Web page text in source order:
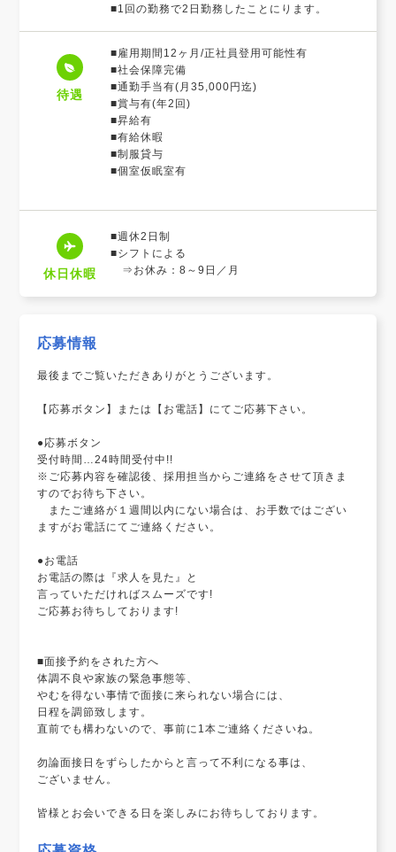
■1回の勤務で2日勤務したことにります。
待遇
■雇用期間12ヶ月/正社員登用可能性有
■社会保障完備
■通勤手当有(月35,000円迄)
■賞与有(年2回)
■昇給有
■有給休暇
■制服貸与
■個室仮眠室有
休日休暇
■週休2日制
■シフトによる
⇒お休み：8～9日／月
応募情報
最後までご覧いただきありがとうございます。
【応募ボタン】または【お電話】にてご応募下さい。
●応募ボタン
受付時間…24時間受付中!!
※ご応募内容を確認後、採用担当からご連絡をさせて頂きま
すのでお待ち下さい。
またご連絡が１週間以内にない場合は、お手数ではござい
ますがお電話にてご連絡ください。
●お電話
お電話の際は『求人を見た』と
言っていただければスムーズです!
ご応募お待ちしております!
■面接予約をされた方へ
体調不良や家族の緊急事態等、
やむを得ない事情で面接に来られない場合には、
日程を調節致します。
直前でも構わないので、事前に1本ご連絡くださいね。
勿論面接日をずらしたからと言って不利になる事は、
ございません。
皆様とお会いできる日を楽しみにお待ちしております。